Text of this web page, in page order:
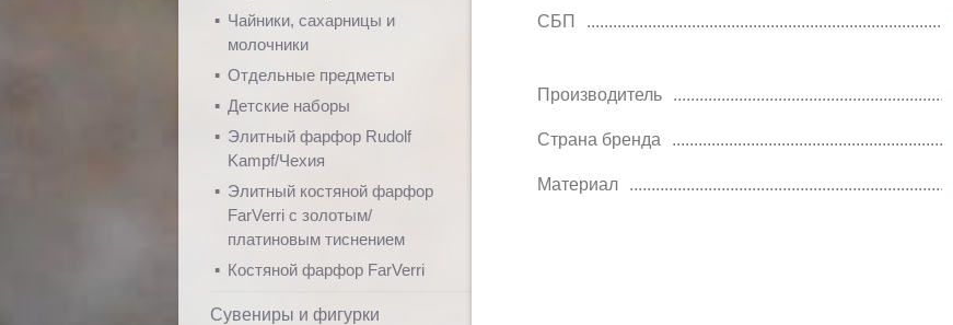
Чайники, сахарницы и
молочники
Отдельные предметы
Детские наборы
Элитный фарфор Rudolf
Kampf/Чехия
Элитный костяной фарфор
FarVerri с золотым/
платиновым тиснением
Костяной фарфор FarVerri
Сувениры и фигурки
СБП
Производитель
Страна бренда
Материал